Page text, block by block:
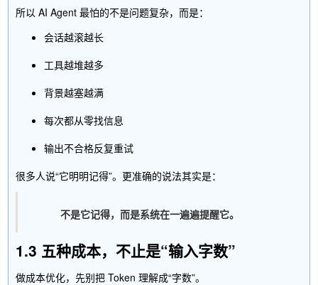
所以 AI Agent 最怕的不是问题复杂，而是：
会话越滚越长
工具越堆越多
背景越塞越满
每次都从零找信息
输出不合格反复重试
很多人说“它明明记得”。更准确的说法其实是：
不是它记得，而是系统在一遍遍提醒它。
1.3 五种成本，不止是“输入字数”
做成本优化，先别把 Token 理解成“字数”。